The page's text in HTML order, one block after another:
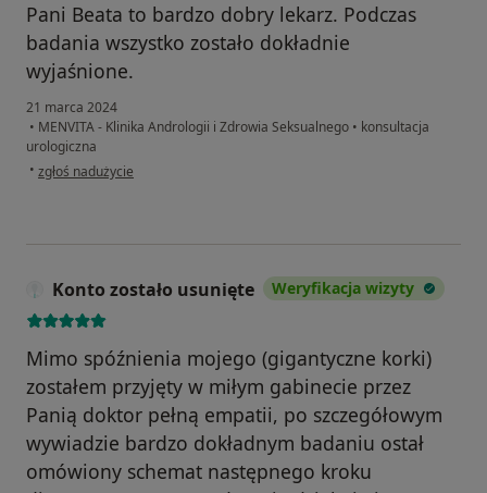
Pani Beata to bardzo dobry lekarz. Podczas
badania wszystko zostało dokładnie
wyjaśnione.
21 marca 2024
• MENVITA - Klinika Andrologii i Zdrowia Seksualnego • konsultacja
urologiczna
• w opinii użytkownika A. Z.
zgłoś nadużycie
Konto zostało usunięte Weryfikacja wizyty
Mimo spóźnienia mojego (gigantyczne korki)
zostałem przyjęty w miłym gabinecie przez
Panią doktor pełną empatii, po szczegółowym
wywiadzie bardzo dokładnym badaniu ostał
omówiony schemat następnego kroku